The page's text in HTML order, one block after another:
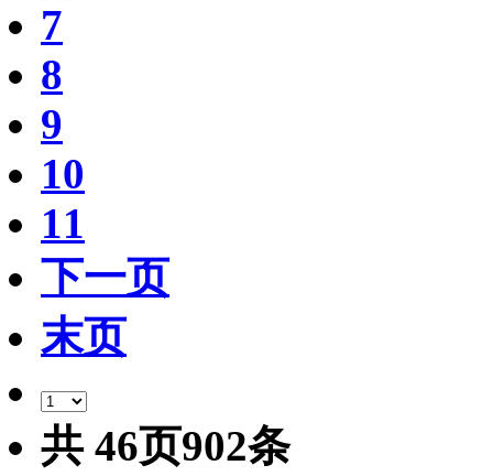
7
8
9
10
11
下一页
末页
共 46页902条